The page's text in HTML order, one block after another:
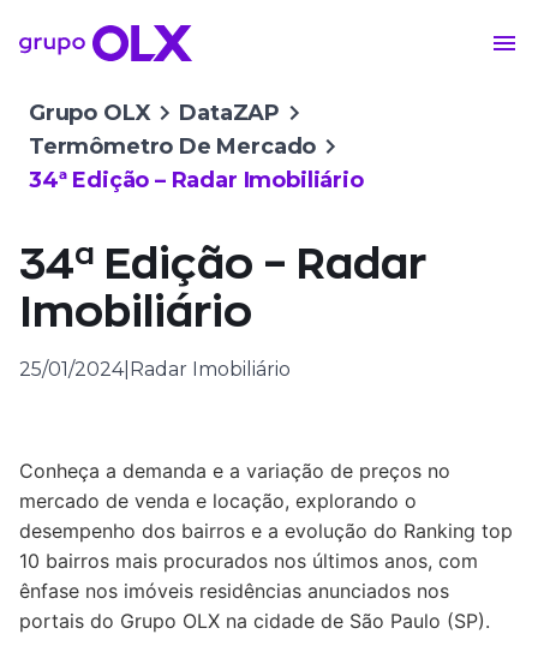
Grupo OLX
DataZAP
Termômetro De Mercado
34ª Edição – Radar Imobiliário
34ª Edição – Radar
Imobiliário
25/01/2024| Radar Imobiliário
Conheça a demanda e a variação de preços no
mercado de venda e locação, explorando o
desempenho dos bairros e a evolução do Ranking top
10 bairros mais procurados nos últimos anos, com
ênfase nos imóveis residências anunciados nos
portais do Grupo OLX na cidade de São Paulo (SP).